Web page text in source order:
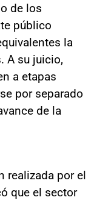
de los
público
la
A su juicio,
a etapas
por separado
de la
realizada por el
que el sector